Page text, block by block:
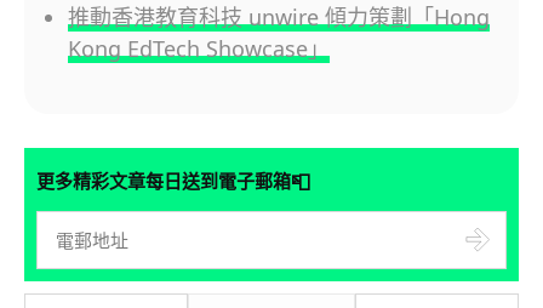
推動香港教育科技 unwire 傾力策劃「Hong
Kong EdTech Showcase」
更多精彩文章每日送到電子郵箱📮